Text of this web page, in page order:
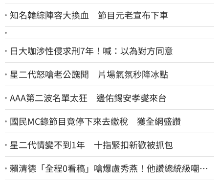
知名韓綜陣容大換血 節目元老宣布下車
日大咖涉性侵求刑7年！喊：以為對方同意
星二代怒嗆老公醜聞 片場氣氛秒降冰點
AAA第二波名單太狂 邊佑錫安孝燮來台
國民MC錄節目竟停下來去繳稅 獲全網盛讚
星二代情變不到1年 十指緊扣新歡被抓包
賴清德「全程0看稿」嗆爆盧秀燕！他讚總統級嘲
諷：把8年總帳一次掀翻